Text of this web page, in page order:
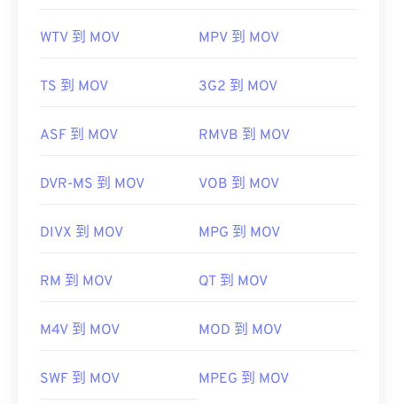
WTV 到 MOV MPV 到 MOV
TS 到 MOV 3G2 到 MOV
ASF 到 MOV RMVB 到 MOV
DVR-MS 到 MOV VOB 到 MOV
DIVX 到 MOV MPG 到 MOV
RM 到 MOV QT 到 MOV
M4V 到 MOV MOD 到 MOV
SWF 到 MOV MPEG 到 MOV